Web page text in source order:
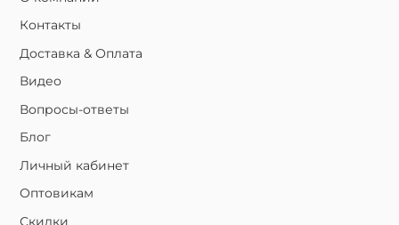
Контакты
Доставка & Оплата
Видео
Вопросы-ответы
Блог
Личный кабинет
Оптовикам
Скидки